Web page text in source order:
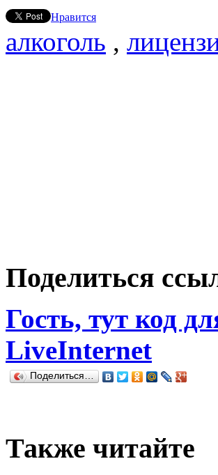
Нравится
алкоголь ,
Поделиться
Гость, тут код
LiveInternet
Поделиться…
Также читайте